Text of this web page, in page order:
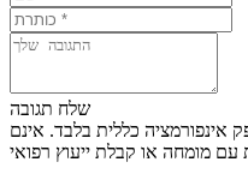
שלח תגובה
אינפורמציה כללית בלבד. אינם